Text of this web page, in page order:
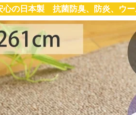
の日本製 抗菌防臭、防炎、ウ